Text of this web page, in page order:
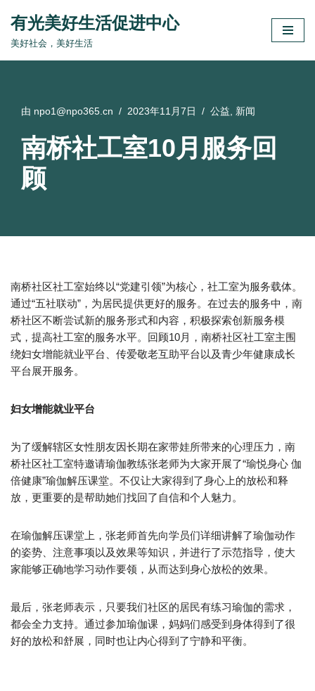
跳
有光美好生活促进中心
美好社会，美好生活
由 npo1@npo365.cn 2023年11月7日 公益 新闻
南桥社工室10月服务回
顾
南桥社区社工室始终以“党建引领”为核心，社工室为服务载体。
通过“五社联动”，为居民提供更好的服务。在过去的服务中，南
桥社区不断尝试新的服务形式和内容，积极探索创新服务模
式，提高社工室的服务水平。回顾10月，南桥社区社工室主围
绕妇女增能就业平台、传爱敬老互助平台以及青少年健康成长
平台展开服务。
妇女增能就业平台
为了缓解辖区女性朋友因长期在家带娃所带来的心理压力，南
桥社区社工室特邀请瑜伽教练张老师为大家开展了“瑜悦身心 伽
倍健康”瑜伽解压课堂。不仅让大家得到了身心上的放松和释
放，更重要的是帮助她们找回了自信和个人魅力。
在瑜伽解压课堂上，张老师首先向学员们详细讲解了瑜伽动作
的姿势、注意事项以及效果等知识，并进行了示范指导，使大
家能够正确地学习动作要领，从而达到身心放松的效果。
最后，张老师表示，只要我们社区的居民有练习瑜伽的需求，
都会全力支持。通过参加瑜伽课，妈妈们感受到身体得到了很
好的放松和舒展，同时也让内心得到了宁静和平衡。